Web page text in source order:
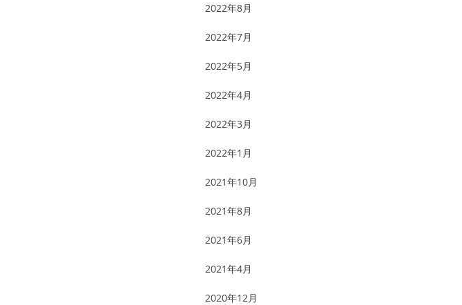
2022年8月
2022年7月
2022年5月
2022年4月
2022年3月
2022年1月
2021年10月
2021年8月
2021年6月
2021年4月
2020年12月